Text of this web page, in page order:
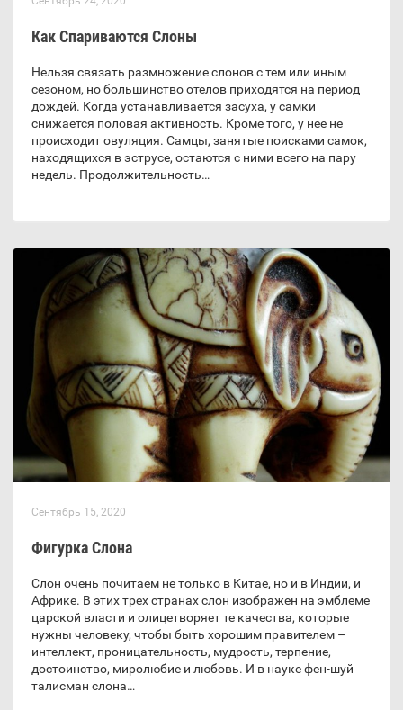
Как Спариваются Слоны
Нельзя связать размножение слонов с тем или иным
сезоном, но большинство отелов приходятся на период
дождей. Когда устанавливается засуха, у самки
снижается половая активность. Кроме того, у нее не
происходит овуляция. Самцы, занятые поисками самок,
находящихся в эструсе, остаются с ними всего на пару
недель. Продолжительность…
Сентябрь 15, 2020
Фигурка Слона
Слон очень почитаем не только в Китае, но и в Индии, и
Африке. В этих трех странах слон изображен на эмблеме
царской власти и олицетворяет те качества, которые
нужны человеку, чтобы быть хорошим правителем –
интеллект, проницательность, мудрость, терпение,
достоинство, миролюбие и любовь. И в науке фен-шуй
талисман слона…